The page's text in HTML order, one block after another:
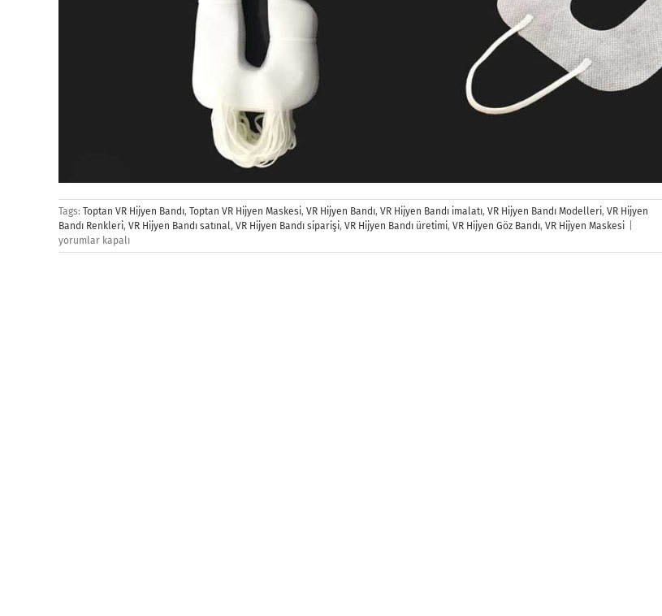
Tags: Toptan VR Hijyen Bandı, Toptan VR Hijyen Maskesi, VR Hijyen Bandı, VR Hijyen Bandı imalatı, VR Hijyen Bandı Modelleri, VR Hijyen
Bandı Renkleri, VR Hijyen Bandı satınal, VR Hijyen Bandı siparişi, VR Hijyen Bandı üretimi, VR Hijyen Göz Bandı, VR Hijyen Maskesi
Bandı
yorumlar kapalı